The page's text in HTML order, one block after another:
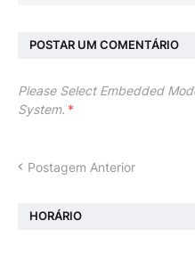
POSTAR UM COMENTÁRIO
Please Select Embedded
System. *
Postagem Anterior
HORÁRIO